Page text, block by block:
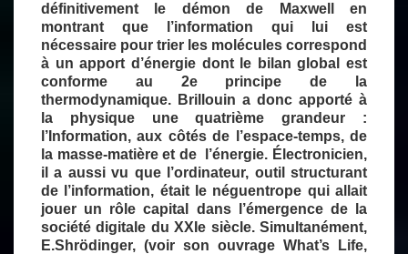
définitivement le démon de Maxwell en
montrant que l’information qui lui est
nécessaire pour trier les molécules correspond
à un apport d’énergie dont le bilan global est
conforme au 2e principe de la
thermodynamique. Brillouin a donc apporté à
la physique une quatrième grandeur :
l’Information, aux côtés de l’espace-temps, de
la masse-matière et de l’énergie. Électronicien,
il a aussi vu que l’ordinateur, outil structurant
de l’information, était le néguentrope qui allait
jouer un rôle capital dans l’émergence de la
société digitale du XXIe siècle. Simultanément,
E.Shrödinger, (voir son ouvrage What’s Life,